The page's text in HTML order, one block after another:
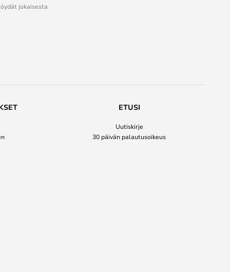
jokaisesta
ETUSI
Uutiskirje
30 päivän palautusoikeus